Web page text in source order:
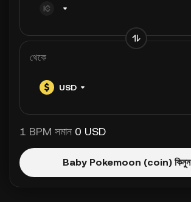
থেকে
USD
1 BPM সমান 0 USD
Baby Pokemoon (coin) কিনুন